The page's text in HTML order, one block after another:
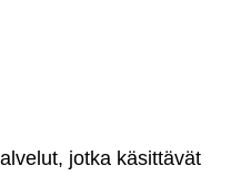
jotka käsittävät